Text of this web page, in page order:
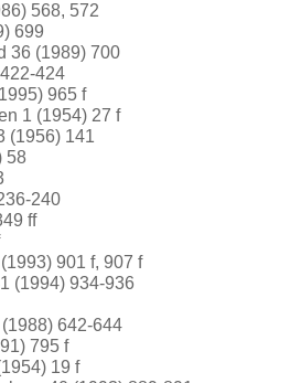
568, 572
699
36 (1989) 700
424
965 f
1 (1954) 27 f
(1956) 141
58
240
ff
901 f, 907 f
(1994) 934-936
642-644
795 f
19 f